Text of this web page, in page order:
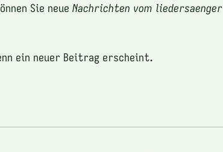
Sie neue Nachrichten vom liedersaenger
ein neuer Beitrag erscheint.